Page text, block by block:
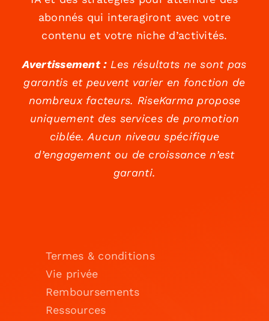
abonnés qui interagiront avec votre
contenu et votre niche d’activités.
Avertissement :Les résultats ne sont pas
garantis et peuvent varier en fonction de
nombreux facteurs. RiseKarma propose
uniquement des services de promotion
ciblée. Aucun niveau spécifique
d’engagement ou de croissance n’est
garanti.
Termes & conditions
Vie privée
Remboursements
Ressources